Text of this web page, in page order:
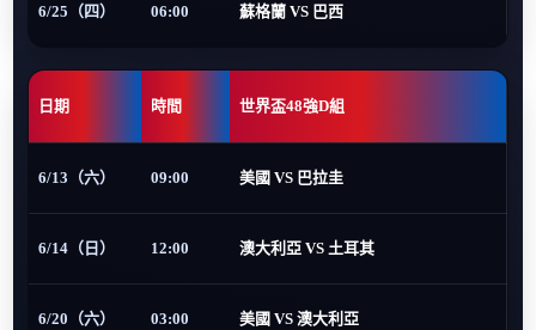
6/25（四） 06:00 蘇格蘭 VS 巴西
日期 時間 世界盃48強D組
6/13（六） 09:00 美國 VS 巴拉圭
6/14（日） 12:00 澳大利亞 VS 土耳其
6/20（六） 03:00 美國 VS 澳大利亞